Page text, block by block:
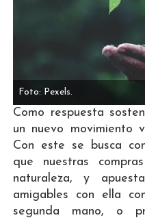
Foto: Pexels.
Como respuesta
un nuevo movimiento
Con este se busca
que nuestras
naturaleza, y
amigables con ella
segunda mano, o